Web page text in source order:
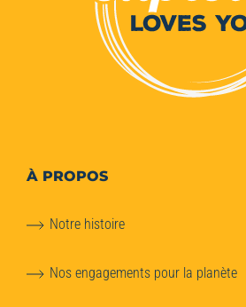
À PROPOS
Notre histoire
Nos engagements pour la planète